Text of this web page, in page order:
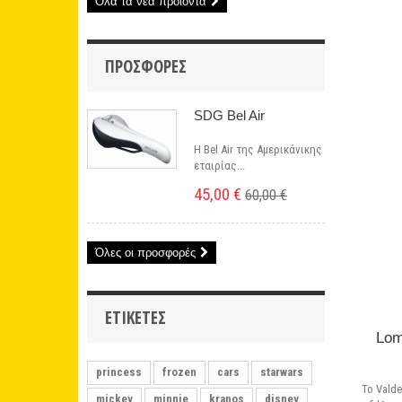
ΠΡΟΣΦΟΡΈΣ
SDG Bel Air
Η Bel Air της Αμερικάνικης
εταιρίας...
45,00 € 60,00 €
Όλες οι προσφορές
ΕΤΙΚΈΤΕΣ
princess frozen cars
starwars
mickey
minnie kranos disney
Το